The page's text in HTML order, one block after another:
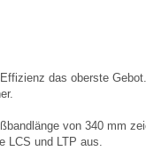
das oberste
von 340 mm
LCS und LTP aus.